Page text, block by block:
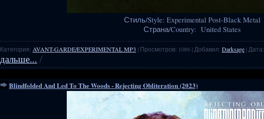
Стиль/Style: Experimental Post-Black Metal
Страна/Country: United States
Категория: AVANT-GARDE/EXPERIMENTAL MP3 | Просмотров: 1086 | Добавил: Darksage | Дата:
дальше... /
Blindfolded And Led To The Woods - Rejecting Obliteration (2023)